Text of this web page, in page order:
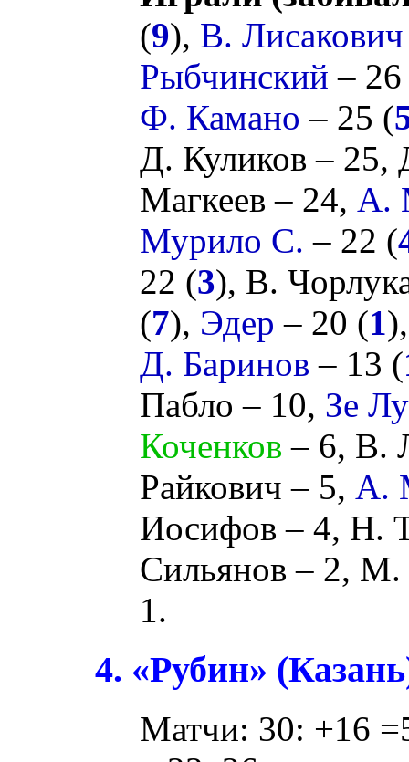
(9), В. Лисакович
Рыбчинский –
Ф. Камано – 25 (
Д. Куликов – 25,
Магкеев – 24, А.
Мурило С. – 22 (
22 (3), В.
(7), Эдер – 20 (1
Д. Баринов – 13 (
Пабло – 10, Зе
Коченков – 6, В.
Райкович – 5, А.
Иосифов – 4, Н.
Сильянов – 2, М.
1.
4. «Рубин»
Матчи: 30: +16